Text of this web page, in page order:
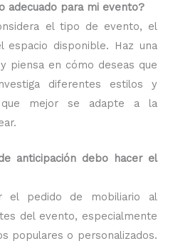
adecuado para mi evento?
el tipo de evento, el
espacio disponible. Haz una
piensa en cómo deseas que
diferentes estilos y
que mejor se adapte a la
anticipación debo hacer el
el pedido de mobiliario al
del evento, especialmente
populares o personalizados.